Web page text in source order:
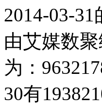
2014-03-
由艾媒数
为：
30有